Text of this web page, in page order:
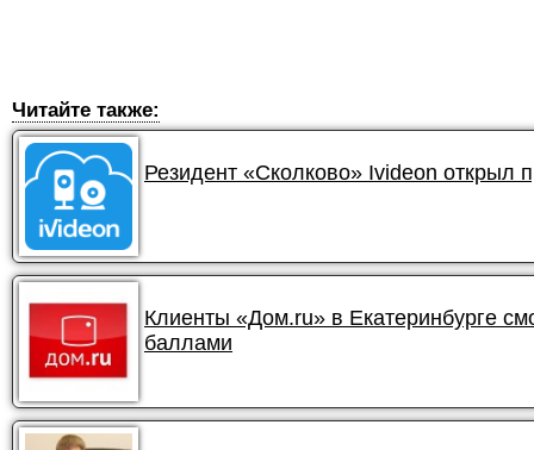
Читайте также:
Резидент «Сколково» Ivideon открыл
Клиенты «Дом.ru» в Екатеринбурге
баллами